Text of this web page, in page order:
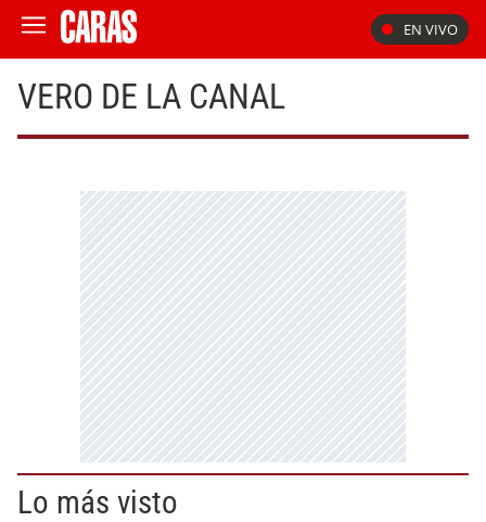
EN VIVO
VERO DE LA CANAL
Lo más visto